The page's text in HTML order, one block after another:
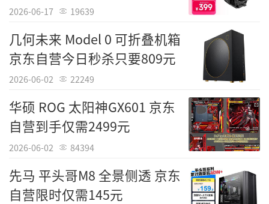
2026-06-17 19639
几何未来 Model 0 可折叠机箱
京东自营今日秒杀只要809元
2026-06-02 22249
华硕 ROG 太阳神GX601 京东
自营到手仅需2499元
2026-06-02 84394
先马 平头哥M8 全景侧透 京东
自营限时仅需145元